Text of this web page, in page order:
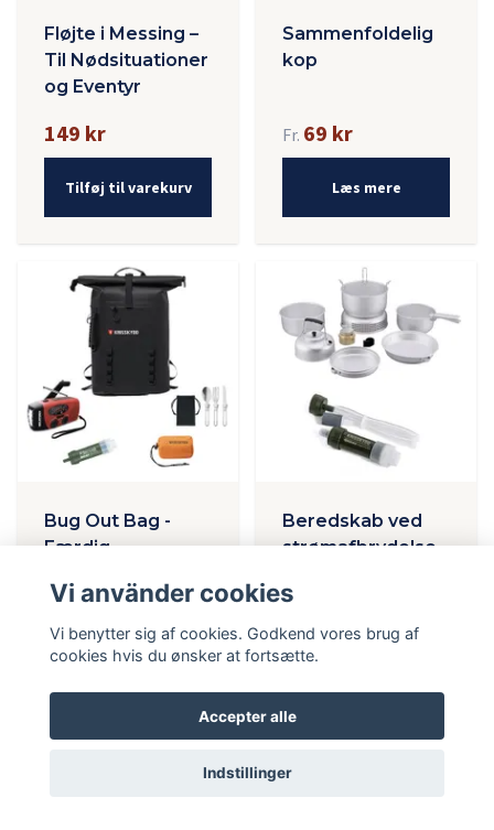
Fløjte i Messing –
Til Nødsituationer
og Eventyr
149 kr
Tilføj til varekurv
Sammenfoldelig
kop
Fr. 69 kr
Læs mere
Bug Out Bag -
Færdig
2 091 kr 1 495 kr
Beredskab ved
strømafbrydelse –
1 390 kr 995 kr
Vi använder cookies
Vi benytter sig af cookies. Godkend vores brug af
cookies hvis du ønsker at fortsætte.
Accepter alle
Indstillinger